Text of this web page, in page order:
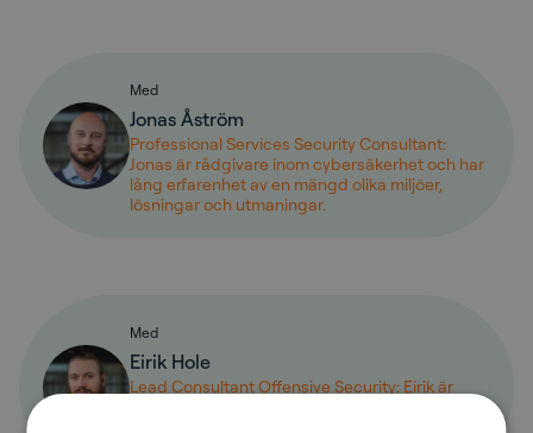
Med
Jonas Åström
Professional Services Security Consultant:
Jonas är rådgivare inom cybersäkerhet och har
lång erfarenhet av en mängd olika miljöer,
lösningar och utmaningar.
Med
Eirik Hole
Lead Consultant Offensive Security: Eirik är